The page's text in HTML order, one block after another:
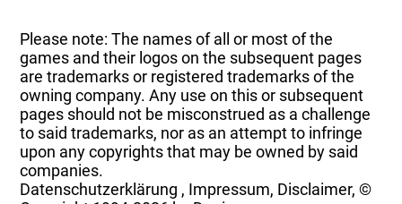
Please note: The names of all or most of the
games and their logos on the subsequent pages
are trademarks or registered trademarks of the
owning company. Any use on this or subsequent
pages should not be misconstrued as a challenge
to said trademarks, nor as an attempt to infringe
upon any copyrights that may be owned by said
companies.
Datenschutzerklärung , Impressum, Disclaimer, ©